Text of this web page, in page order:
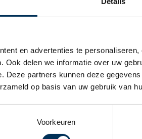
en advertenties te
Ook delen we informatie over uw
Deze partners kunnen deze
op basis van uw gebruik van
Voorkeuren
Plug in Hybrid?